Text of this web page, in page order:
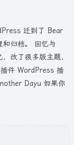
迁到了 Bear
归档。 回忆与
改了很多版主题，
件 WordPress 插
Dayu 如果你